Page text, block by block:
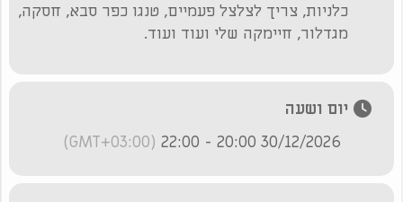
כלניות, צריך לצלצל פעמיים, טנגו כפר סבא, חסקה,
מגדלור, חיימקה שלי ועוד ועוד.
יום ושעה
30/12/2026 20:00 - 22:00
(GMT+03:00)